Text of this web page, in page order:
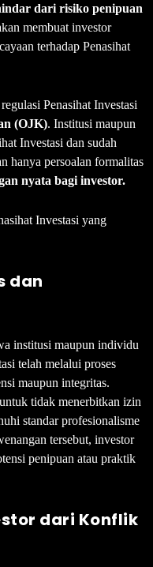
dari risiko penipuan
membuat investor
terhadap Penasihat
Penasihat Investasi
(OJK). Institusi maupun
Investasi dan sudah
hanya persoalan formalitas
nyata bagi investor.
Investasi yang
dan
institusi maupun individu
telah melalui proses
maupun integritas.
tidak menerbitkan izin
standar profesionalisme
tersebut, investor
penipuan atau praktik
dari Konflik